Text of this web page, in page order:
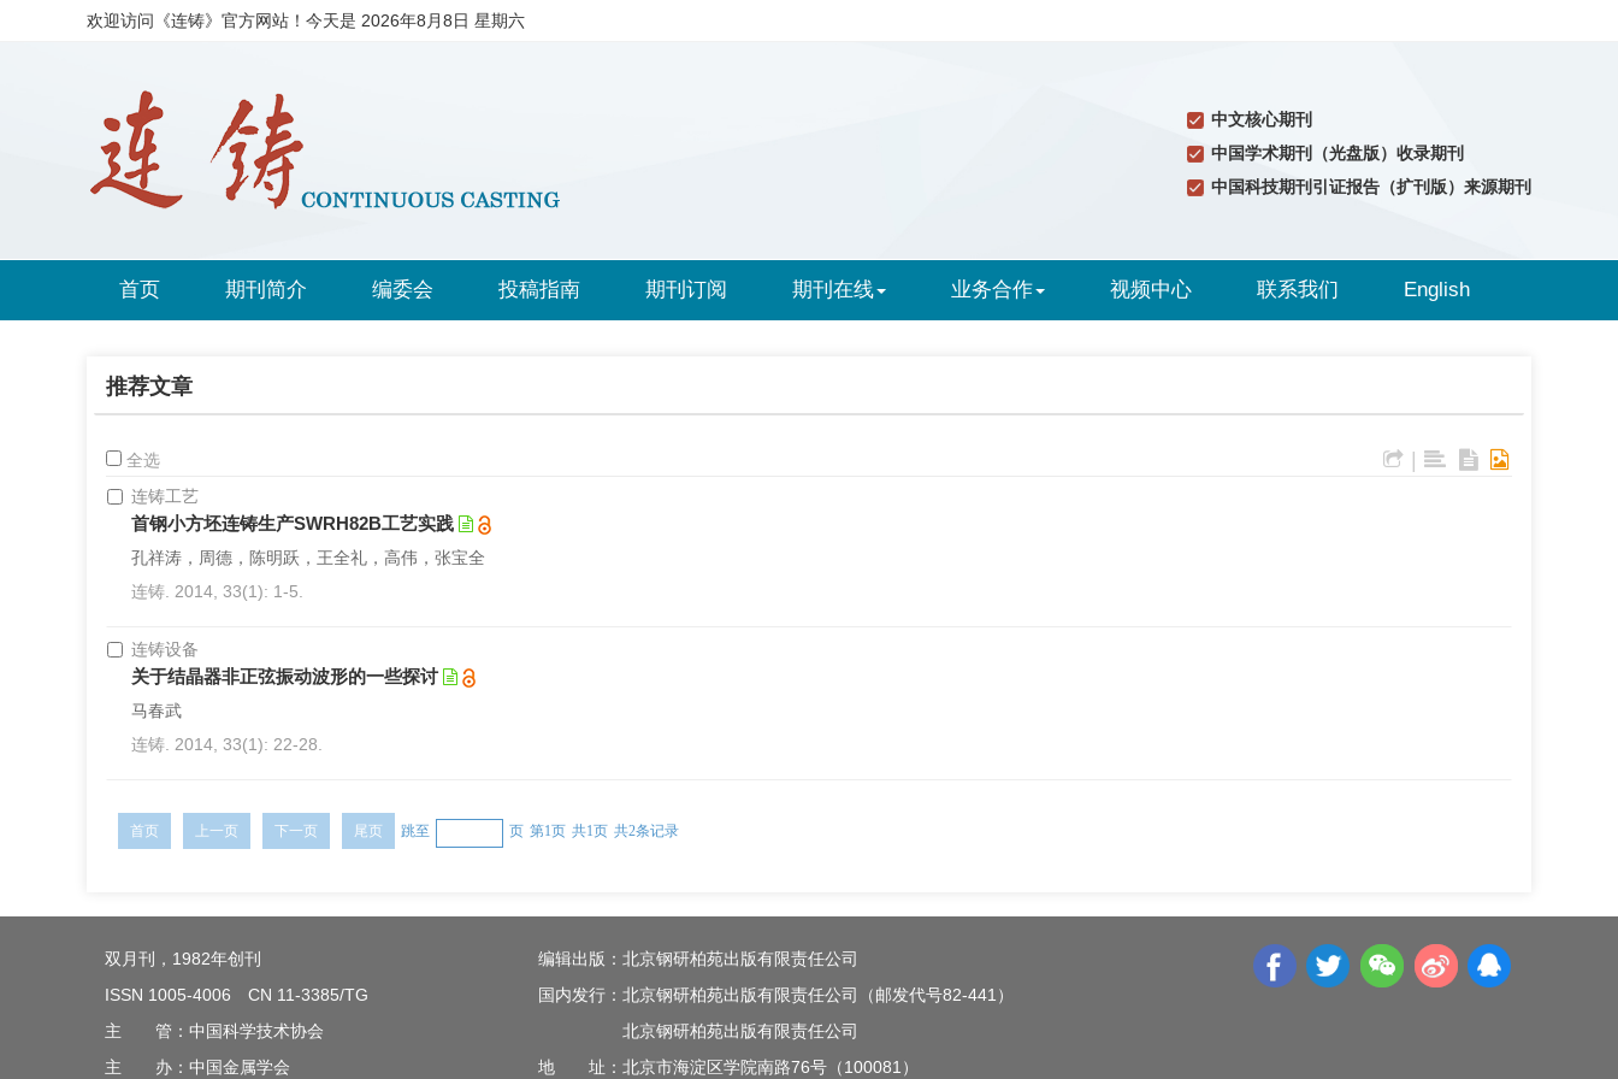
欢迎访问《连铸》官方网站！今天是 2026年8月8日 星期六
中文核心期刊
中国学术期刊（光盘版）收录期刊
中国科技期刊引证报告（扩刊版）来源期刊
首页 期刊简介 编委会 投稿指南 期刊订阅 期刊在线 业务合作 视频中心 联系我们 English
推荐文章
全选
连铸工艺
首钢小方坯连铸生产SWRH82B工艺实践
孔祥涛，周德，陈明跃，王全礼，高伟，张宝全
连铸. 2014, 33(1): 1-5.
连铸设备
关于结晶器非正弦振动波形的一些探讨
马春武
连铸. 2014, 33(1): 22-28.
跳至 页 第1页 共1页 共2条记录
首页 上一页 下一页 尾页
双月刊，1982年创刊
ISSN 1005-4006 CN 11-3385/TG
主 管：中国科学技术协会
主 办：中国金属学会
编辑出版：北京钢研柏苑出版有限责任公司
国内发行：北京钢研柏苑出版有限责任公司（邮发代号82-441）
北京钢研柏苑出版有限责任公司
地 址：北京市海淀区学院南路76号（100081）